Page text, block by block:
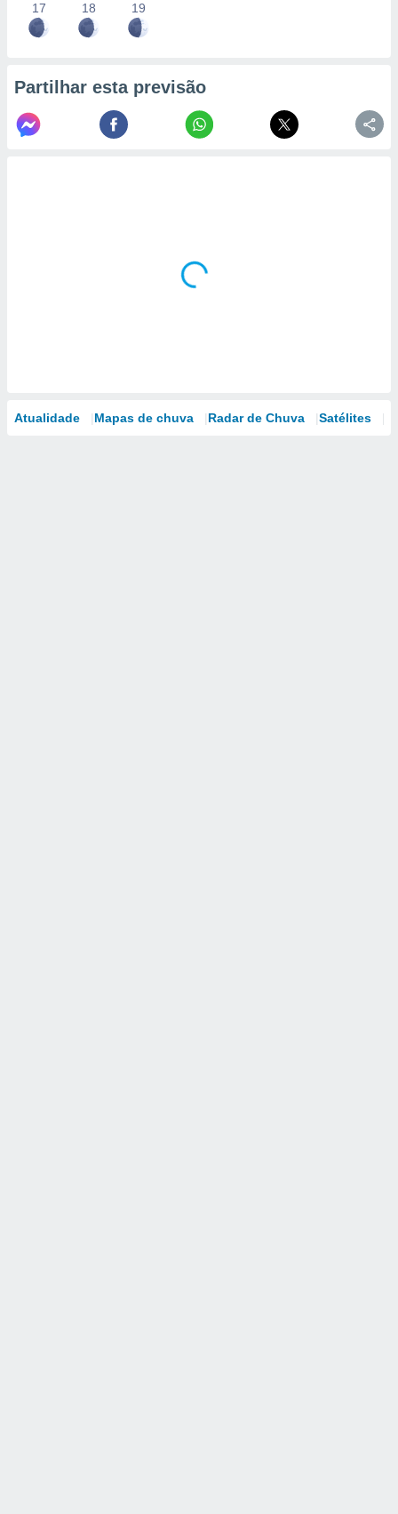
17 18 19
Partilhar esta previsão
Atualidade Mapas de chuva Radar de Chuva Satélites